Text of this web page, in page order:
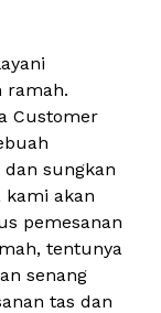
ramah.
Customer
sungkan
akan
pemesanan
tentunya
senang
tas dan